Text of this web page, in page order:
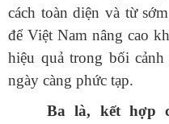
cách toàn diện và từ
để Việt Nam nâng cao
hiệu quả trong bối
ngày càng phức tạp.
Ba là, kết hợp